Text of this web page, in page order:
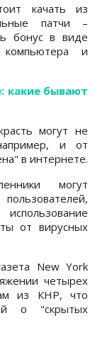
качать из
патчи –
бонус в виде
и
какие бывают
могут не
и от
в интернете.
могут
от вирусных
New York
четырех
из КНР, что
о "скрытых